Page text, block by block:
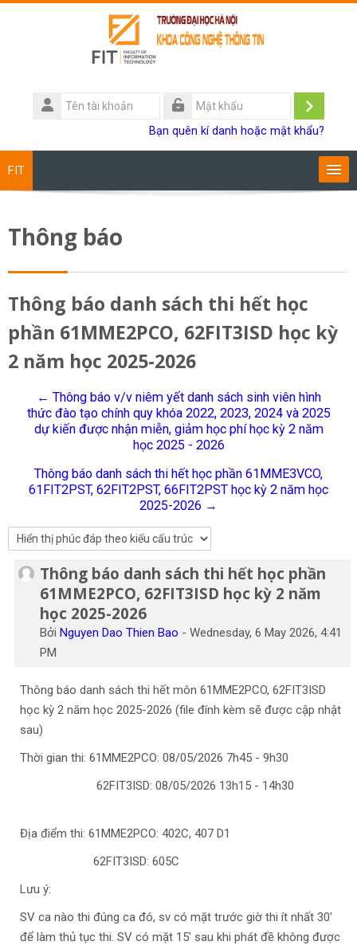
Tên
tài
Đăng
Bạn quên kí danh hoặc mật khẩu?
FIT
Giảng viên
Sinh viên
Research
Tìm
kiếm
khoá
học
Thông báo
Thông báo danh sách thi hết học
phần 61MME2PCO, 62FIT3ISD học kỳ
2 năm học 2025-2026
← Thông báo v/v niêm yết danh sách sinh viên hình
thức đào tạo chính quy khóa 2022, 2023, 2024 và 2025
dự kiến được nhận miễn, giảm học phí học kỳ 2 năm
học 2025 - 2026
Thông báo danh sách thi hết học phần 61MME3VCO,
61FIT2PST, 62FIT2PST, 66FIT2PST học kỳ 2 năm học
2025-2026 →
Thông báo danh sách thi hết học phần
61MME2PCO, 62FIT3ISD học kỳ 2 năm
học 2025-2026
BởiNguyen Dao Thien Bao -Wednesday, 6 May 2026, 4:41
PM
Số lượng các câu trả lời: 0
Thông báo danh sách thi hết môn 61MME2PCO, 62FIT3ISD
học kỳ 2 năm học 2025-2026 (file đính kèm sẽ được cập nhật
sau)
Thời gian thi: 61MME2PCO: 08/05/2026 7h45 - 9h30
62FIT3ISD: 08/05/2026 13h15 - 14h30
Địa điểm thi: 61MME2PCO: 402C, 407 D1
62FIT3ISD: 605C
Lưu ý:
SV ca nào thi đúng ca đó, sv có mặt trước giờ thi ít nhất 30'
để làm thủ tục thi. SV có mặt 15' sau khi phát đề không được